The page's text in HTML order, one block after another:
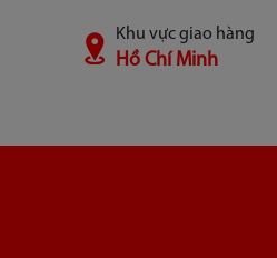
Khu vực giao hàng
Hồ Chí Minh